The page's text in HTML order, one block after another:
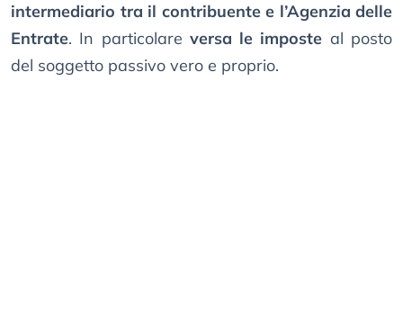
intermediario tra il contribuente e l’Agenzia delle
Entrate. In particolare versa le imposte al posto
del soggetto passivo vero e proprio.